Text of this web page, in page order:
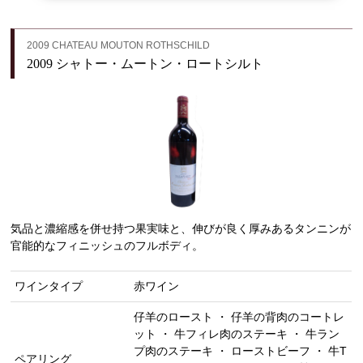
2009 CHATEAU MOUTON ROTHSCHILD
2009 シャトー・ムートン・ロートシルト
気品と濃縮感を併せ持つ果実味と、伸びが良く厚みあるタンニンが
官能的なフィニッシュのフルボディ。
ワインタイプ 赤ワイン
ペアリング
仔羊のロースト ・ 仔羊の背肉のコートレ
ット ・ 牛フィレ肉のステーキ ・ 牛ラン
プ肉のステーキ ・ ローストビーフ ・ 牛T